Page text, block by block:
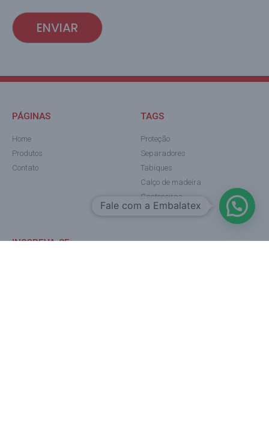
ENVIAR
PÁGINAS
Home
Produtos
Contato
TAGS
Proteção
Separadores
Tabiques
Calço de madeira
Cantoneiras
INSCREVA-SE
Fale com a Embalatex